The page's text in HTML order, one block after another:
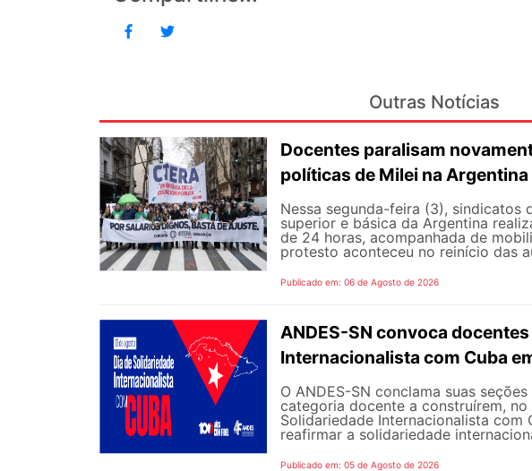
Outras Notícias
Docentes paralisam
políticas de Milei na Argentina
Nessa segunda-feira (3), sindicatos
superior e básica da Argentina
de 24 horas, acompanhada de
protesto aconteceu no reinício das
Publicado em: 06 de Agosto de 2026
ANDES-SN convoca
Internacionalista com Cuba
O ANDES-SN conclama suas
categoria docente a construírem,
Solidariedade Internacionalista com
reafirmar a solidariedade
Publicado em: 05 de Agosto de 2026